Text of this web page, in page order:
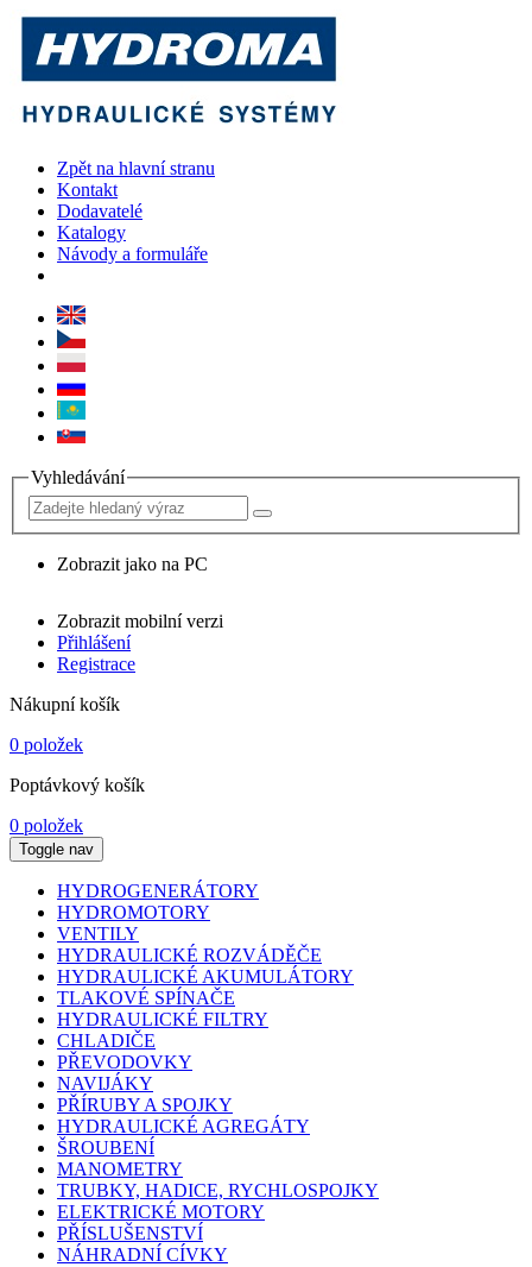
Zpět na hlavní stranu
Kontakt
Dodavatelé
Katalogy
Návody a formuláře
Vyhledávání
Zobrazit jako na PC
Zobrazit mobilní verzi
Přihlášení
Registrace
Nákupní košík
0 položek
Poptávkový košík
0 položek
Toggle nav
HYDROGENERÁTORY
HYDROMOTORY
VENTILY
HYDRAULICKÉ ROZVÁDĚČE
HYDRAULICKÉ AKUMULÁTORY
TLAKOVÉ SPÍNAČE
HYDRAULICKÉ FILTRY
CHLADIČE
PŘEVODOVKY
NAVIJÁKY
PŘÍRUBY A SPOJKY
HYDRAULICKÉ AGREGÁTY
ŠROUBENÍ
MANOMETRY
TRUBKY, HADICE, RYCHLOSPOJKY
ELEKTRICKÉ MOTORY
PŘÍSLUŠENSTVÍ
NÁHRADNÍ CÍVKY